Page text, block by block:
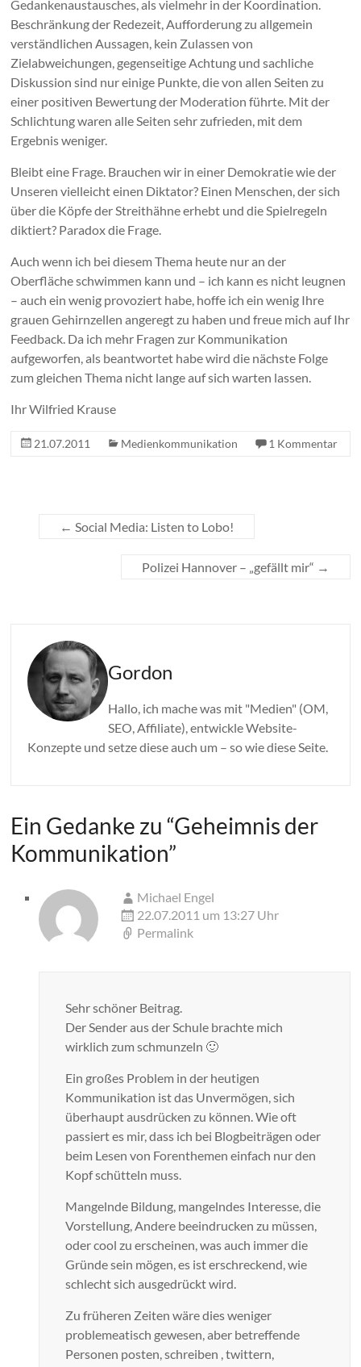
Gedankenaustausches, als vielmehr in der Koordination.
Beschränkung der Redezeit, Aufforderung zu allgemein
verständlichen Aussagen, kein Zulassen von
Zielabweichungen, gegenseitige Achtung und sachliche
Diskussion sind nur einige Punkte, die von allen Seiten zu
einer positiven Bewertung der Moderation führte. Mit der
Schlichtung waren alle Seiten sehr zufrieden, mit dem
Ergebnis weniger.
Bleibt eine Frage. Brauchen wir in einer Demokratie wie der
Unseren vielleicht einen Diktator? Einen Menschen, der sich
über die Köpfe der Streithähne erhebt und die Spielregeln
diktiert? Paradox die Frage.
Auch wenn ich bei diesem Thema heute nur an der
Oberfläche schwimmen kann und – ich kann es nicht leugnen
– auch ein wenig provoziert habe, hoffe ich ein wenig Ihre
grauen Gehirnzellen angeregt zu haben und freue mich auf Ihr
Feedback. Da ich mehr Fragen zur Kommunikation
aufgeworfen, als beantwortet habe wird die nächste Folge
zum gleichen Thema nicht lange auf sich warten lassen.
Ihr Wilfried Krause
21.07.2011 Medienkommunikation 1 Kommentar
← Social Media: Listen to Lobo!
Polizei Hannover – „gefällt mir“ →
Gordon
Hallo, ich mache was mit "Medien" (OM,
SEO, Affiliate), entwickle Website-
Konzepte und setze diese auch um – so wie diese Seite.
Ein Gedanke zu “Geheimnis der
Kommunikation”
Michael Engel
22.07.2011 um 13:27 Uhr
Permalink
Sehr schöner Beitrag.
Der Sender aus der Schule brachte mich
wirklich zum schmunzeln 🙂
Ein großes Problem in der heutigen
Kommunikation ist das Unvermögen, sich
überhaupt ausdrücken zu können. Wie oft
passiert es mir, dass ich bei Blogbeiträgen oder
beim Lesen von Forenthemen einfach nur den
Kopf schütteln muss.
Mangelnde Bildung, mangelndes Interesse, die
Vorstellung, Andere beeindrucken zu müssen,
oder cool zu erscheinen, was auch immer die
Gründe sein mögen, es ist erschreckend, wie
schlecht sich ausgedrückt wird.
Zu früheren Zeiten wäre dies weniger
problemeatisch gewesen, aber betreffende
Personen posten, schreiben , twittern,